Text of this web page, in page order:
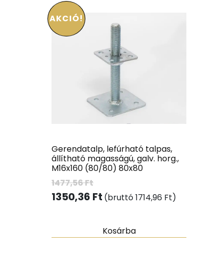
Gerendatalp, lefúrható talpas,
állítható magasságú, galv. horg.,
M16x160 (80/80) 80x80
AKCIÓ!
1477,56Ft
1350,36 Ft (bruttó1714,96 Ft)
Kosárba